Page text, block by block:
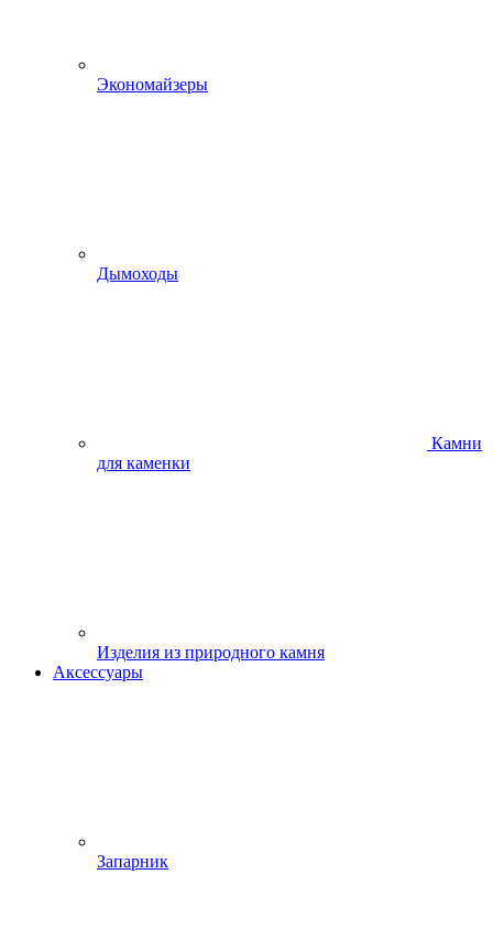
Экономайзеры
Дымоходы
Камни
для каменки
Изделия из природного камня
Аксессуары
Запарник